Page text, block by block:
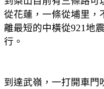
從花蓮，一條從埔里，
離最短的中橫從921地
行。
到達武嶺，一打開車門